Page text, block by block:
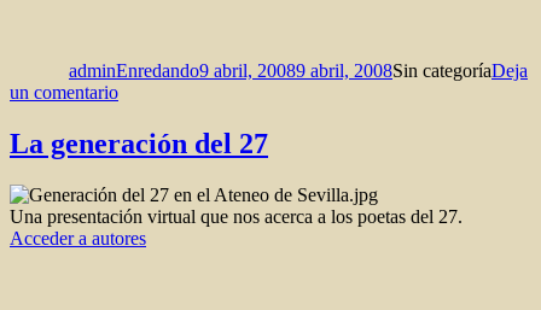
adminEnredando9 abril, 20089 abril, 2008Sin categoríaDeja
un comentarioen
quedan
las
La generación del 27
Una presentación virtual que nos acerca a los poetas del 27.
Acceder a autores